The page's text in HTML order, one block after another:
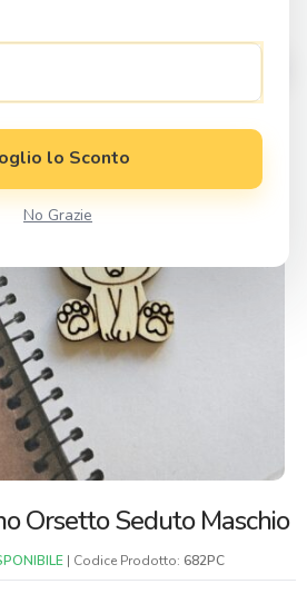
Orsetto Seduto Maschio
| Codice Prodotto: 682PC
lo Sconto
No Grazie